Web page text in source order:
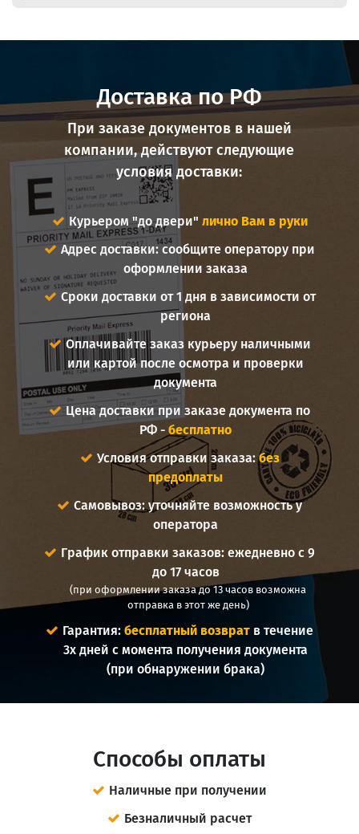
Доставка по РФ
При заказе документов в нашей
компании, действуют следующие
условия доставки:
Курьером "до двери" лично Вам в руки
Адрес доставки: сообщите оператору при
оформлении заказа
Сроки доставки от 1 дня в зависимости от
региона
Оплачивайте заказ курьеру наличными
или картой после осмотра и проверки
документа
Цена доставки при заказе документа по
РФ -бесплатно
Условия отправки заказа:без
предоплаты
Самовывоз: уточняйте возможность у
оператора
График отправки заказов: ежедневно с 9
до 17 часов
(при оформлении заказа до 13 часов возможна
отправка в этот же день)
Гарантия:бесплатный возврат в течение
3х дней с момента получения документа
(при обнаружении брака)
Способы оплаты
Наличные при получении
Безналичный расчет